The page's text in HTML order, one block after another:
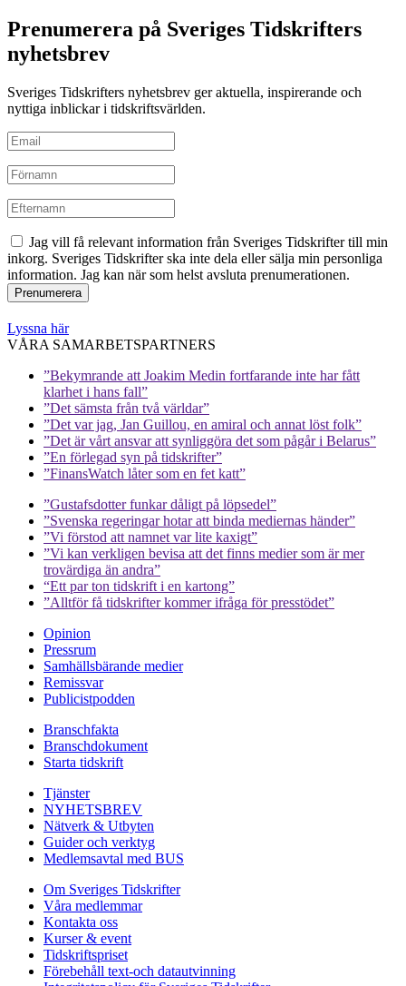
Prenumerera på Sveriges Tidskrifters
nyhetsbrev
Sveriges Tidskrifters nyhetsbrev ger aktuella, inspirerande och
nyttiga inblickar i tidskriftsvärlden.
Jag vill få relevant information från Sveriges Tidskrifter till min
inkorg. Sveriges Tidskrifter ska inte dela eller sälja min personliga
information. Jag kan när som helst avsluta prenumerationen.
Lyssna här
VÅRA SAMARBETSPARTNERS
”Bekymrande att Joakim Medin fortfarande inte har fått
klarhet i hans fall”
”Det sämsta från två världar”
”Det var jag, Jan Guillou, en amiral och annat löst folk”
”Det är vårt ansvar att synliggöra det som pågår i Belarus”
”En förlegad syn på tidskrifter”
”FinansWatch låter som en fet katt”
”Gustafsdotter funkar dåligt på löpsedel”
”Svenska regeringar hotar att binda mediernas händer”
”Vi förstod att namnet var lite kaxigt”
”Vi kan verkligen bevisa att det finns medier som är mer
trovärdiga än andra”
“Ett par ton tidskrift i en kartong”
”Alltför få tidskrifter kommer ifråga för presstödet”
Opinion
Pressrum
Samhällsbärande medier
Remissvar
Publicistpodden
Branschfakta
Branschdokument
Starta tidskrift
Tjänster
NYHETSBREV
Nätverk & Utbyten
Guider och verktyg
Medlemsavtal med BUS
Om Sveriges Tidskrifter
Våra medlemmar
Kontakta oss
Kurser & event
Tidskriftspriset
Förebehåll text-och datautvinning